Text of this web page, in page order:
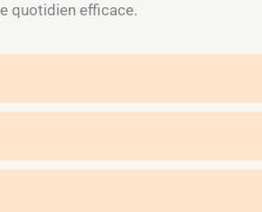
quotidien efficace.